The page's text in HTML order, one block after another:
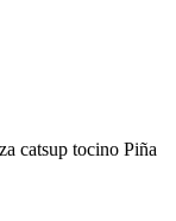
catsup tocino Piña